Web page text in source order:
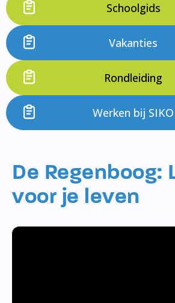
Schoolgids
Vakanties
Rondleiding
Werken bij SIKO
De Regenboog:
voor je leven